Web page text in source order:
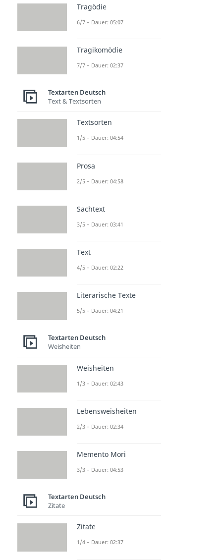
Tragödie
6/7 – Dauer: 05:07
Tragikomödie
7/7 – Dauer: 02:37
Textarten Deutsch
Text & Textsorten
Textsorten
1/5 – Dauer: 04:54
Prosa
2/5 – Dauer: 04:58
Sachtext
3/5 – Dauer: 03:41
Text
4/5 – Dauer: 02:22
Literarische Texte
5/5 – Dauer: 04:21
Textarten Deutsch
Weisheiten
Weisheiten
1/3 – Dauer: 02:43
Lebensweisheiten
2/3 – Dauer: 02:34
Memento Mori
3/3 – Dauer: 04:53
Textarten Deutsch
Zitate
Zitate
1/4 – Dauer: 02:37